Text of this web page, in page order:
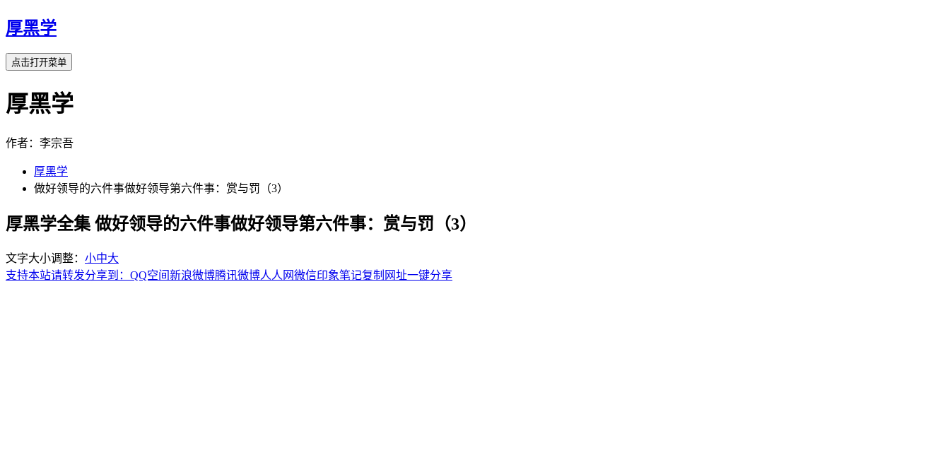
厚黑学
点击打开菜单
厚黑学
作者：李宗吾
厚黑学
做好领导的六件事做好领导第六件事：赏与罚（3）
厚黑学全集 做好领导的六件事做好领导第六件事：赏与罚（3）
文字大小调整： 小中大
支持本站请转发分享到： QQ空间新浪微博腾讯微博人人网微信印象笔记复制网址一键分享